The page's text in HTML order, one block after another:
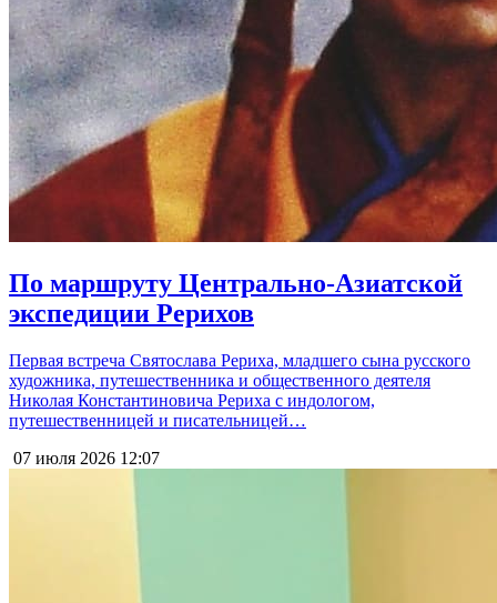
По маршруту Центрально-Азиатской
экспедиции Рерихов
Первая встреча Святослава Рериха, младшего сына русского
художника, путешественника и общественного деятеля
Николая Константиновича Рериха с индологом,
путешественницей и писательницей…
07 июля 2026 12:07